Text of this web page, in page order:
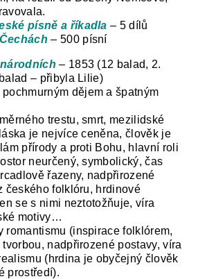
písně a říkadla – 5 dílů
– 500 písní
– 1853 (12 balad, 2.
– přibyla Lilie)
dějem a špatným
trestu, smrt, mezilidské
je nejvíce ceněna, člověk je
přírody a proti Bohu, hlavní roli
neurčený, symbolický, čas
řazeny, nadpřirozené
českého folklóru, hrdinové
se s nimi neztotožňuje, víra
motivy…
romantismu (inspirace folklórem,
nadpřirozené postavy, víra
(hrdina je obyčejný člověk
prostředí).